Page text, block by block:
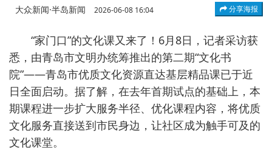
大众新闻·半岛新闻 2026-06-08 16:04 分享海报
“家门口”的文化课又来了！6月8日，记者采访获
悉，由青岛市文明办统筹推出的第二期“文化书
院”——青岛市优质文化资源直达基层精品课已于近
日全面启动。据了解，在去年首期试点的基础上，本
期课程进一步扩大服务半径、优化课程内容，将优质
文化服务直接送到市民身边，让社区成为触手可及的
文化课堂。